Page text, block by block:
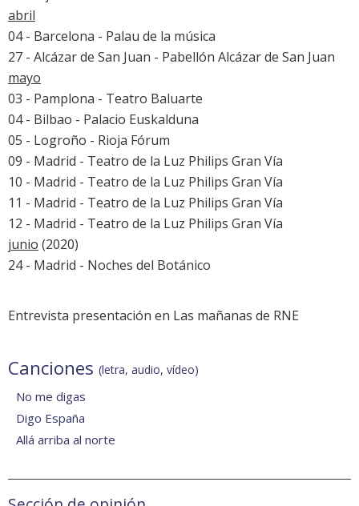
abril
04 - Barcelona - Palau de la música
27 - Alcázar de San Juan - Pabellón Alcázar de San Juan
mayo
03 - Pamplona - Teatro Baluarte
04 - Bilbao - Palacio Euskalduna
05 - Logroño - Rioja Fórum
09 - Madrid - Teatro de la Luz Philips Gran Vía
10 - Madrid - Teatro de la Luz Philips Gran Vía
11 - Madrid - Teatro de la Luz Philips Gran Vía
12 - Madrid - Teatro de la Luz Philips Gran Vía
junio (2020)
24 - Madrid - Noches del Botánico
Entrevista presentación en Las mañanas de RNE
Canciones (letra, audio, vídeo)
No me digas
Digo España
Allá arriba al norte